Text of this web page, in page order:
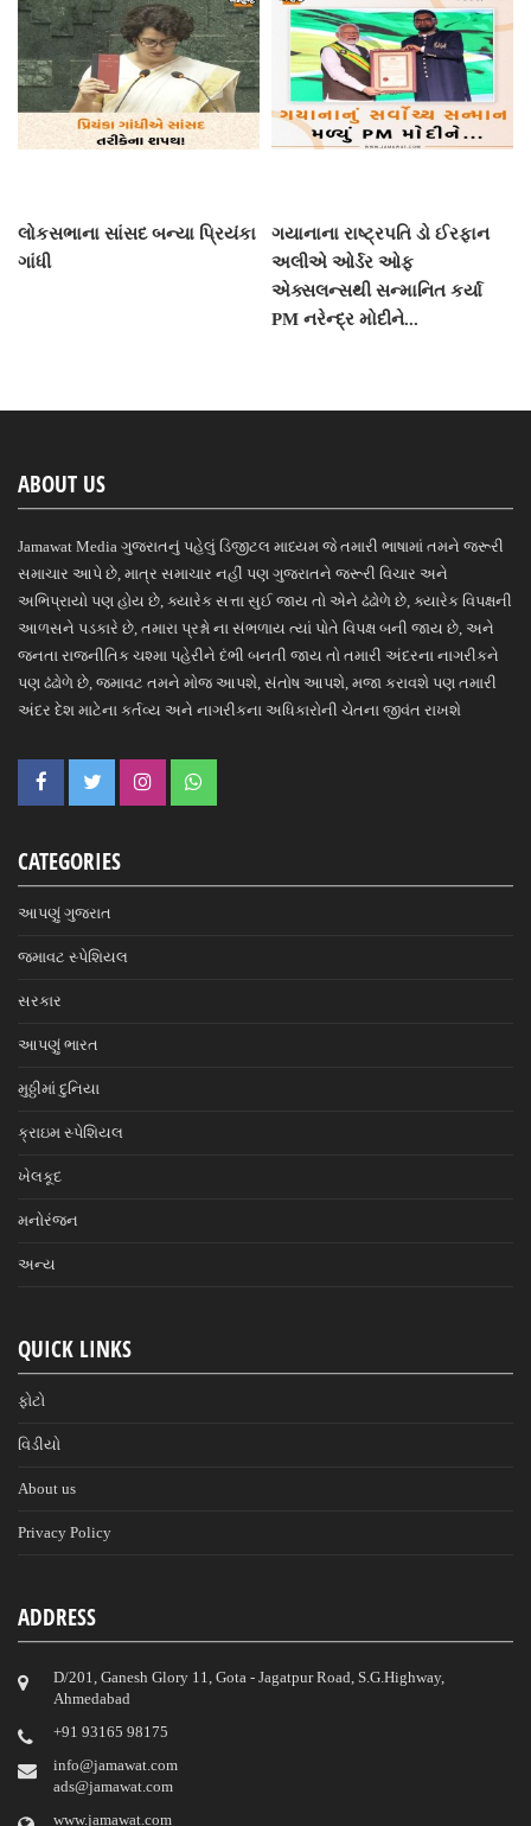
લોકસભાના સાંસદ બન્યા પ્રિયંકા
ગાંધી
ગયાનાના રાષ્ટ્રપતિ ડો ઈરફાન
અલીએ ઓર્ડર ઓફ
એક્સલન્સથી સન્માનિત કર્યા
PM નરેન્દ્ર મોદીને...
ABOUT US
Jamawat Media ગુજરાતનું પહેલું ડિજીટલ માધ્યમ જે તમારી ભાષામાં તમને જરૂરી
સમાચાર આપે છે, માત્ર સમાચાર નહીં પણ ગુજરાતને જરૂરી વિચાર અને
અભિપ્રાયો પણ હોય છે, ક્યારેક સત્તા સુઈ જાય તો એને ઢંઢોળે છે, ક્યારેક વિપક્ષની
આળસને પડકારે છે, તમારા પ્રશ્નો ના સંભળાય ત્યાં પોતે વિપક્ષ બની જાય છે, અને
જનતા રાજનીતિક ચશ્મા પહેરીને દંભી બનતી જાય તો તમારી અંદરના નાગરીકને
પણ ઢંઢોળે છે, જમાવટ તમને મોજ આપશે, સંતોષ આપશે, મજા કરાવશે પણ તમારી
અંદર દેશ માટેના કર્તવ્ય અને નાગરીકના અધિકારોની ચેતના જીવંત રાખશે
CATEGORIES
આપણું ગુજરાત
જમાવટ સ્પેશિયલ
સરકાર
આપણું ભારત
મુઠ્ઠીમાં દુનિયા
ક્રાઇમ સ્પેશિયલ
ખેલકૂદ
મનોરંજન
અન્ય
QUICK LINKS
ફોટો
વિડીયો
About us
Privacy Policy
ADDRESS
D/201, Ganesh Glory 11, Gota - Jagatpur Road, S.G.Highway,
Ahmedabad
‎+91 93165 98175
info@jamawat.com
ads@jamawat.com
www.jamawat.com